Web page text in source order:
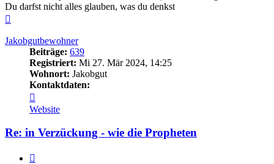
Du darfst nicht alles glauben, was du denkst
Jakobgutbewohner
Beiträge: 639
Registriert: Mi 27. Mär 2024, 14:25
Wohnort: Jakobgut
Kontaktdaten:
von
Jakobgutbewohner
Website
Re: in Verzückung - wie die Propheten